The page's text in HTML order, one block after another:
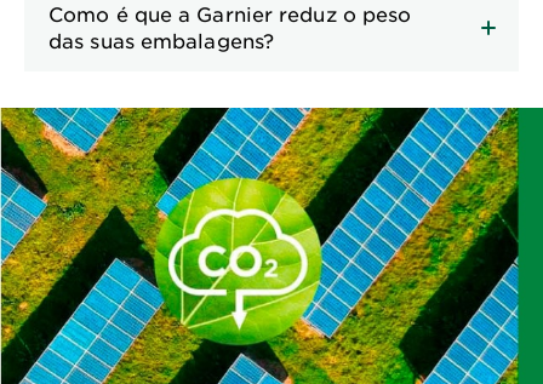
Como é que a Garnier reduz o peso
das suas embalagens?